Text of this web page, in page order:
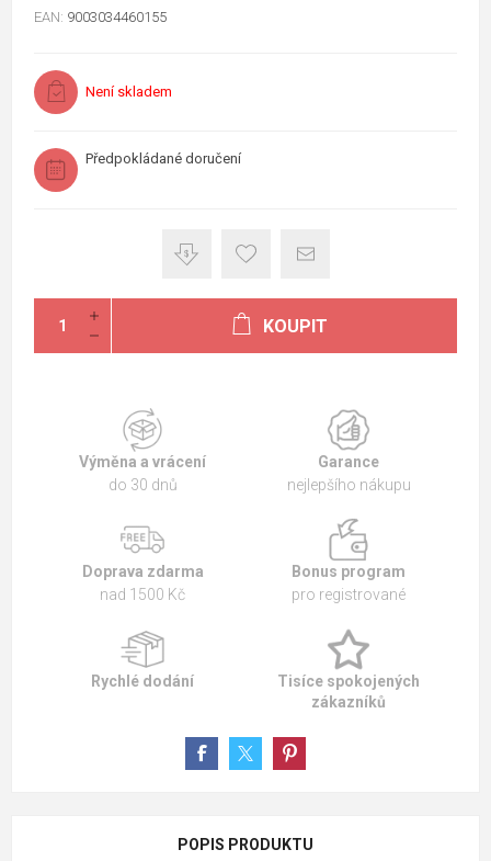
EAN: 9003034460155
Není skladem
Předpokládané doručení
KOUPIT
Výměna a vrácení
do 30 dnů
Garance
nejlepšího nákupu
Doprava zdarma
nad 1500 Kč
Bonus program
pro registrované
Rychlé dodání
Tisíce spokojených
zákazníků
POPIS PRODUKTU